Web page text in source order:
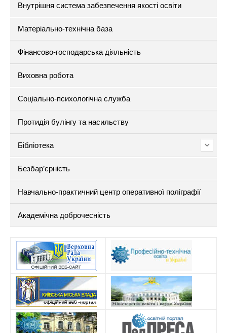
Внутрішня система забезпечення якості освіти
Матеріально-технічна база
Фінансово-господарська діяльність
Виховна робота
Соціально-психологічна служба
Протидія булінгу та насильству
Бібліотека
Безбар’єрність
Навчально-практичний центр оперативної поліграфії
Академічна доброчесність